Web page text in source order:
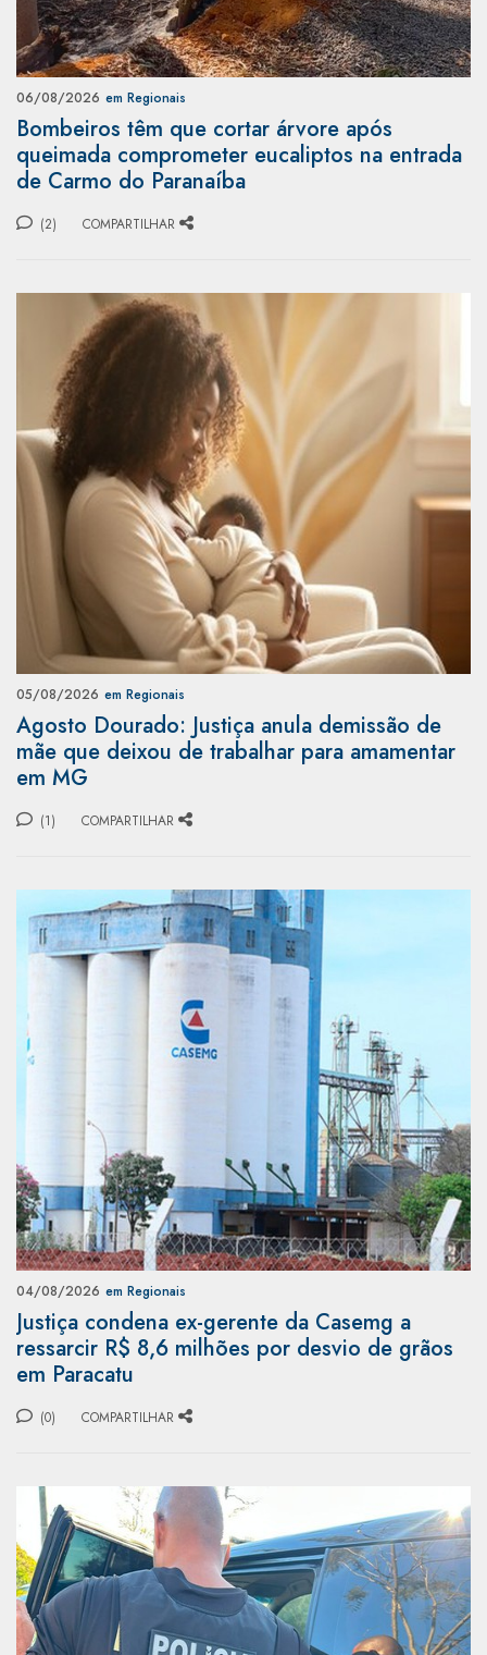
06/08/2026 em Regionais
Bombeiros têm que cortar árvore após
queimada comprometer eucaliptos na entrada
de Carmo do Paranaíba
(2) COMPARTILHAR
05/08/2026 em Regionais
Agosto Dourado: Justiça anula demissão de
mãe que deixou de trabalhar para amamentar
em MG
(1) COMPARTILHAR
04/08/2026 em Regionais
Justiça condena ex-gerente da Casemg a
ressarcir R$ 8,6 milhões por desvio de grãos
em Paracatu
(0) COMPARTILHAR